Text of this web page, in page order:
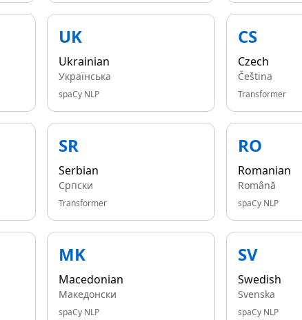
UK
Ukrainian
Українська
spaCy NLP
CS
Czech
Čeština
Transformer
SR
Serbian
Српски
Transformer
RO
Romanian
Română
spaCy NLP
MK
Macedonian
Македонски
spaCy NLP
SV
Swedish
Svenska
spaCy NLP